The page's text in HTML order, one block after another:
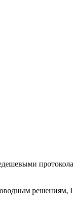
решениям,